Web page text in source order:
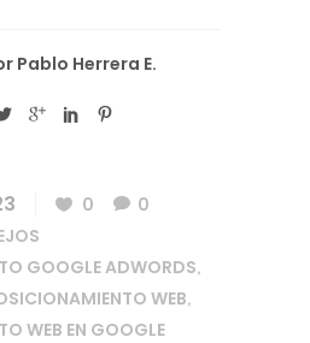
Pablo Herrera E.
0
0
GOOGLE ADWORDS,
WEB,
WEB EN GOOGLE